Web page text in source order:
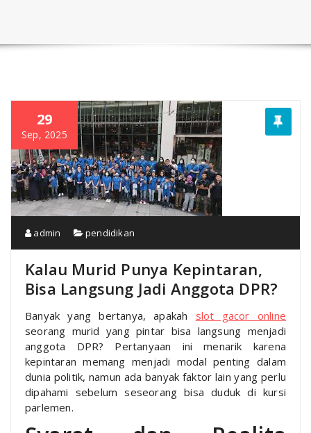
29
Sep, 2025
admin pendidikan
Kalau Murid Punya Kepintaran,
Bisa Langsung Jadi Anggota DPR?
Banyak yang bertanya, apakah slot gacor online
seorang murid yang pintar bisa langsung menjadi
anggota DPR? Pertanyaan ini menarik karena
kepintaran memang menjadi modal penting dalam
dunia politik, namun ada banyak faktor lain yang perlu
dipahami sebelum seseorang bisa duduk di kursi
parlemen.